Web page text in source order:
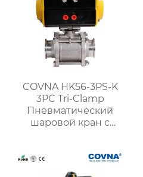
COVNA HK56-3PS-K
3PC Tri-Clamp
Пневматический
шаровой кран с